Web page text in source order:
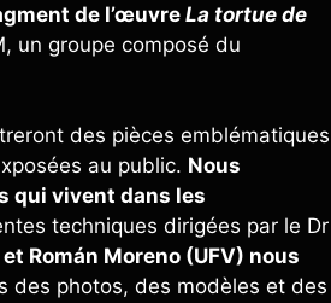
de l’œuvre La tortue de
un groupe composé du
des pièces emblématiques
au public. Nous
qui vivent dans les
techniques dirigées par le Dr
Román Moreno (UFV) nous
des photos, des modèles et des